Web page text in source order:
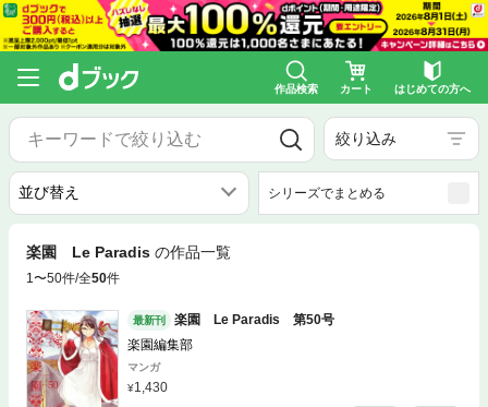
作品検索 カート はじめての方へ
絞り込み
シリーズでまとめる
楽園 Le Paradis の作品一覧
1〜50件/全50件
最新刊
楽園 Le Paradis 第50号
楽園編集部
マンガ
1,430